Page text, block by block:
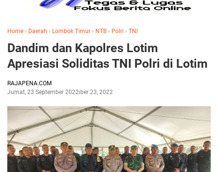
Home › Daerah › Lombok Timur › NTB › Polri › TNI
Dandim dan Kapolres Lotim
Apresiasi Soliditas TNI Polri di Lotim
RAJAPENA.COM
Jumat, 23 September 2022September 23, 2022